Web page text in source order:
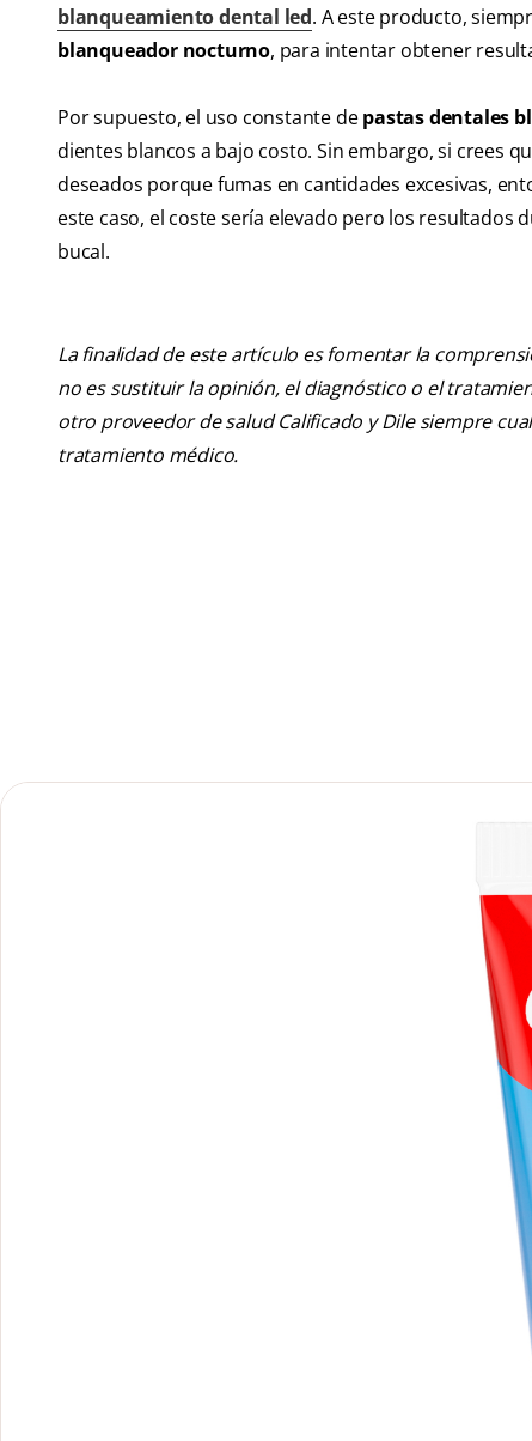
blanqueamiento dental led. A este producto,
blanqueador nocturno, para intentar obtener
Por supuesto, el uso constante depastas dentales
dientes blancos a bajo costo. Sin embargo, si crees
deseados porque fumas en cantidades excesivas,
este caso, el coste sería elevado pero los resultados
bucal.
La finalidad de este artículo es fomentar la
no es sustituir la opinión, el diagnóstico o el
otro proveedor de salud Calificado y Dile siempre
tratamiento médico.